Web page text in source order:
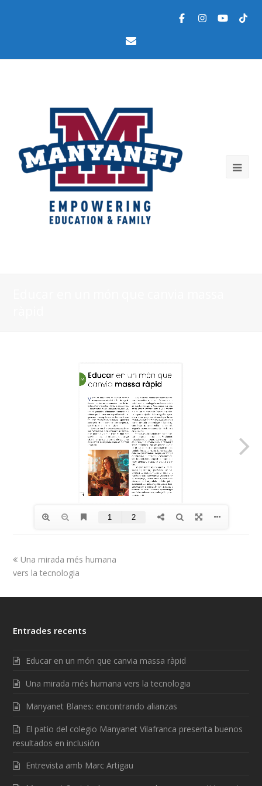
Una mirada més humana
vers la tecnologia
Entrades recents
Educar en un món que canvia massa ràpid
Una mirada més humana vers la tecnologia
Manyanet Blanes: encontrando alianzas
El patio del colegio Manyanet Vilafranca presenta buenos
resultados en inclusión
Entrevista amb Marc Artigau